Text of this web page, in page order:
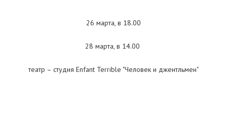
26 марта, в 18.00
28 марта, в 14.00
театр – студия Enfant Terrible "Человек и джентльмен"